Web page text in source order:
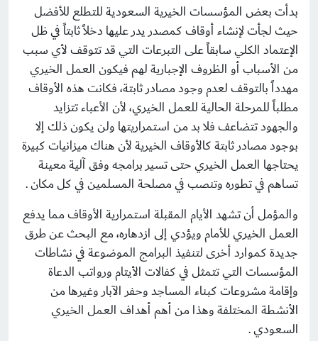
بدأت بعض المؤسسات الخيرية السعودية للتطلع للأفضل
حيث لجأت لإنشاء أوقاف كمصدر يدر عليها دخلاً ثابتاً في ظل
الإعتماد الكلي سابقاً على التبرعات التي قد تتوقف لأي سبب
من الأسباب أو الظروف الإجبارية لهم فيكون العمل الخيري
مهدداً بالتوقف لعدم وجود مصادر ثابتة، فكانت هذه الأوقاف
مطلباً للمرحلة الحالية للعمل الخيري، لأن الأعباء تتزايد
والجهود تتضاعف فلا بد من استمراريتها ولن يكون ذلك إلا
بوجود مصادر ثابتة كالأوقاف الخيرية لأن هناك ميزانيات كبيرة
يحتاجها العمل الخيري حتى تسير برامجه وفق آلية معينة
تساهم في تطوره وتنصب في مصلحة المسلمين في كل مكان .
والمؤمل أن تشهد الأيام المقبلة استمرارية الأوقاف مما يدفع
العمل الخيري للأمام ويؤدي إلى ازدهاره، مع البحث عن طرق
جديدة كموارد أخرى لتنفيذ البرامج الموضوعة في نشاطات
المؤسسات التي تتمثل في كفالات الأيتام ورواتب الدعاة
وإقامة مشروعات كبناء المساجد وحفر الآبار وغيرها من
الأنشطة المختلفة وهذا من أهم أهداف العمل الخيري
السعودي .